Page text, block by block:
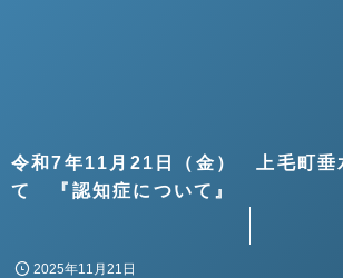
令和7年11月21日（金） 上毛町垂
て 『認知症について』
2025年11月21日